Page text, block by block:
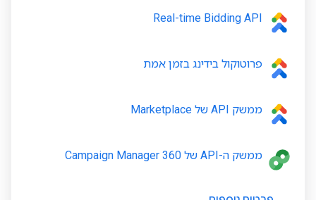
Real-time Bidding API
פרוטוקול בידינג בזמן אמת
ממשק API של Marketplace
ממשק ה-API של Campaign Manager 360